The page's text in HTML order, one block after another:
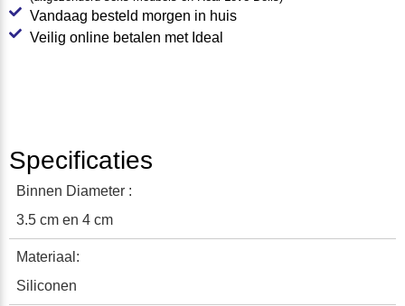
Vandaag besteld morgen in huis
Veilig online betalen met Ideal
Specificaties
Binnen Diameter :
3.5 cm en 4 cm
Materiaal:
Siliconen